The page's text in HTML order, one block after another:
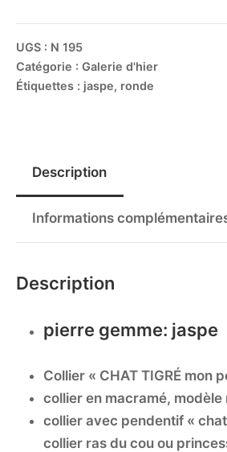
UGS : N 195
Catégorie : Galerie d'hier
Étiquettes : jaspe, ronde
Description
Informations
Description
pierre gemme: jaspe
Collier « CHAT TIGRÉ mon
collier en macramé, modèle
collier avec pendentif «
collier ras du cou ou